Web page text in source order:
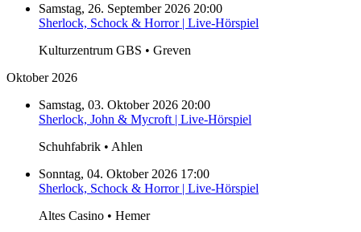
Samstag, 26. September 2026 20:00
Sherlock, Schock & Horror | Live-Hörspiel
Kulturzentrum GBS • Greven
Oktober 2026
Samstag, 03. Oktober 2026 20:00
Sherlock, John & Mycroft | Live-Hörspiel
Schuhfabrik • Ahlen
Sonntag, 04. Oktober 2026 17:00
Sherlock, Schock & Horror | Live-Hörspiel
Altes Casino • Hemer